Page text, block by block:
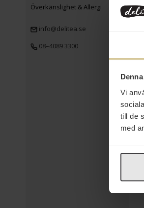
Vi
till de
med
Överkänslighet & Allergi
info@delitea.se
08–4089 3300